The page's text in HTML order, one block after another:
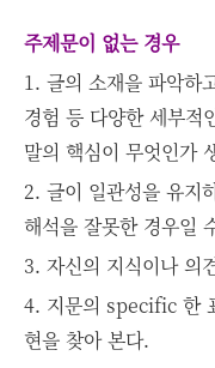
주제문이 없는 경우
1. 글의 소재을 파악하
경험 등 다양한 세부적
말의 핵심이 무엇인가
2. 글이 일관성을 유지
해석을 잘못한 경우일
3. 자신의 지식이나 의
4. 지문의 specific 한
현을 찾아 본다.